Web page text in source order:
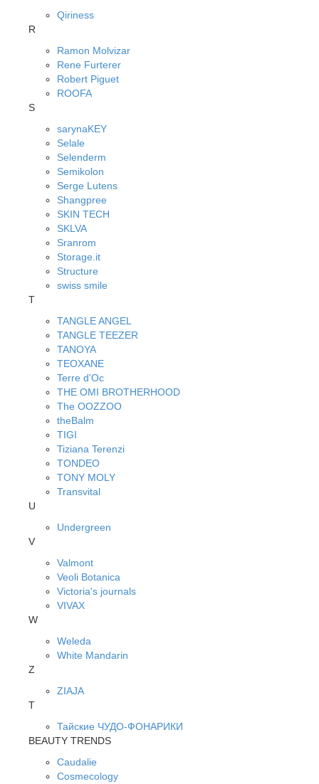
Qiriness
R
Ramon Molvizar
Rene Furterer
Robert Piguet
ROOFA
S
sarynaKEY
Selale
Selenderm
Semikolon
Serge Lutens
Shangpree
SKIN TECH
SKLVA
Sranrom
Storage.it
Structure
swiss smile
T
TANGLE ANGEL
TANGLE TEEZER
TANOYA
TEOXANE
Terre d'Oc
THE OMI BROTHERHOOD
The OOZZOO
theBalm
TIGI
Tiziana Terenzi
TONDEO
TONY MOLY
Transvital
U
Undergreen
V
Valmont
Veoli Botanica
Victoria's journals
VIVAX
W
Weleda
White Mandarin
Z
ZIAJA
Т
Тайские ЧУДО-ФОНАРИКИ
BEAUTY TRENDS
Caudalie
Cosmecology